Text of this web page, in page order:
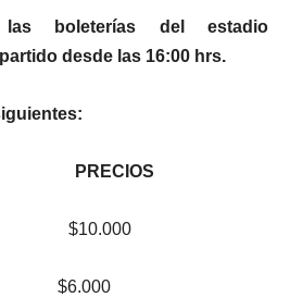
las boleterías del estadio
desde las 16:00 hrs.
PRECIOS
$10.000